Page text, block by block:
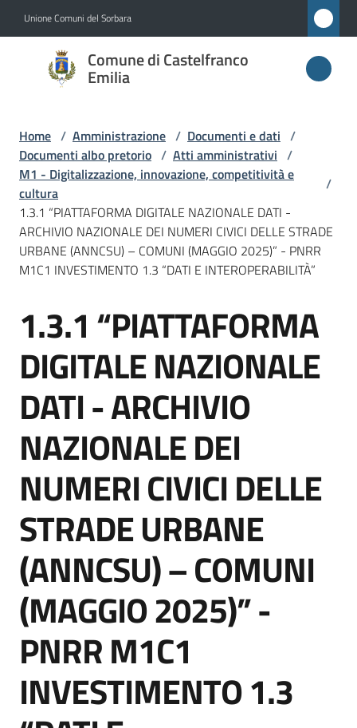
Unione Comuni del Sorbara
Comune di Castelfranco
Emilia
Comune di
Castelfranco
Amministrazione
Menu selezionato
Novità
Servizi
Castelfranco
Emilia
Tutti
gli
argomenti...
su
Home / Amministrazione / Documenti e dati /
Documenti albo pretorio / Atti amministrativi /
M1 - Digitalizzazione, innovazione, competitività e
cultura
/
1.3.1 “PIATTAFORMA DIGITALE NAZIONALE DATI -
ARCHIVIO NAZIONALE DEI NUMERI CIVICI DELLE STRADE
URBANE (ANNCSU) – COMUNI (MAGGIO 2025)” - PNRR
M1C1 INVESTIMENTO 1.3 “DATI E INTEROPERABILITÀ”
Salta al contenuto
1.3.1 “PIATTAFORMA
DIGITALE NAZIONALE
DATI - ARCHIVIO
NAZIONALE DEI
NUMERI CIVICI DELLE
STRADE URBANE
(ANNCSU) – COMUNI
(MAGGIO 2025)” -
PNRR M1C1
INVESTIMENTO 1.3